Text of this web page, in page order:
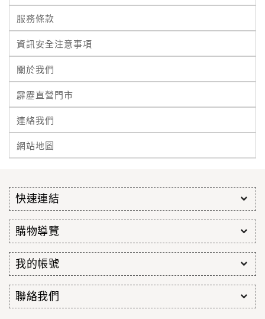
服務條款
資訊安全注意事項
關於我們
霹靂直營門市
連絡我們
網站地圖
快速連結
購物導覽
我的帳號
聯絡我們